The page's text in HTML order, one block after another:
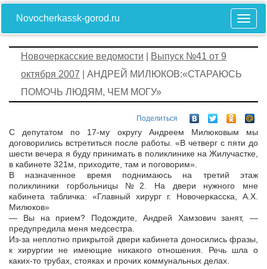
Novocherkassk-gorod.ru
Новочеркасские ведомости
Выпуск №41 от 9
октября 2007 | АНДРЕЙ МИЛЮКОВ:«СТАРАЮСЬ
ПОМОЧЬ ЛЮДЯМ, ЧЕМ МОГУ»
Поделиться
С депутатом по 17-­му округу Андреем Милюковым мы
договорились встретиться после работы. «В четверг с пяти до
шести вечера я буду принимать в поликлинике на Жилучастке,
в кабинете 321­м, приходите, там и поговорим».
В назначенное время поднимаюсь на третий этаж
поликлиники горбольницы №2. На двери нужного мне
кабинета табличка: «Главный хирург г. Новочеркасска, А.Х.
Милюков»
— Вы на прием? Подождите, Андрей Хамзович занят, —
предупредила меня медсестра.
Из-за неплотно прикрытой двери кабинета доносились фразы,
к хирургии не имеющие никакого отношения. Речь шла о
каких-то трубах, стояках и прочих коммунальных делах.